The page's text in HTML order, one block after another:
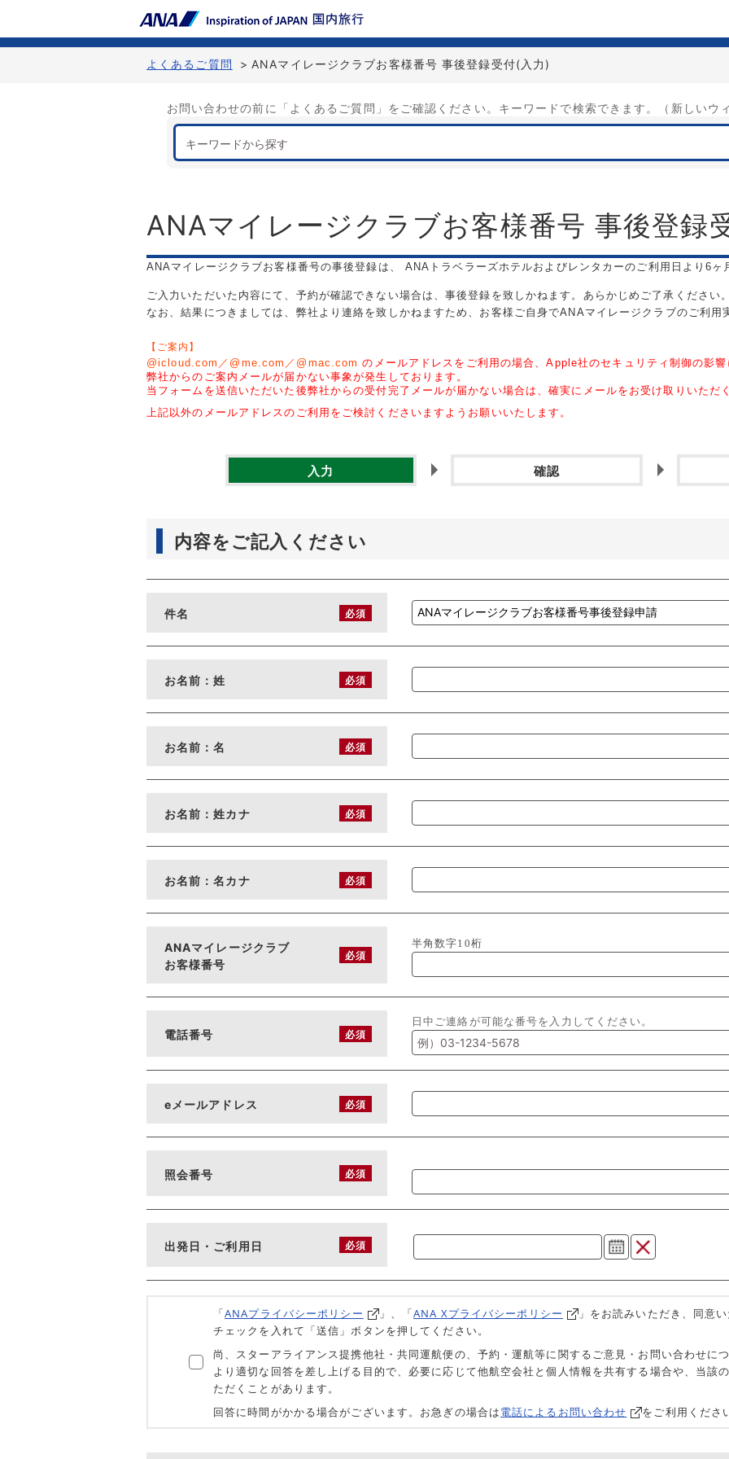
よくあるご質問 > ANAマイレージクラブお客様番号 事後登録受付( 入力 )
お問い合わせの前に「よくあるご質問」をご確認ください。キーワードで検索できます。（新しいウ
ANAマイレージクラブお客様番号 事後登録
ANAマイレージクラブお客様番号の事後登録は、 ANAトラベラーズホテルおよびレンタカーのご利用日より6ヶ
ご入力いただいた内容にて、予約が確認できない場合は、事後登録を致しかねます。あらかじめご了承ください。
なお、結果につきましては、弊社より連絡を致しかねますため、 お客様ご自身でANAマイレージクラブのご利用
【ご案内】
@icloud.com／@me.com／@mac.com のメールアドレスをご利用の場合、Apple社のセキュリティ制御の影響
弊社からのご案内メールが届かない事象が発生しております。
当フォームを送信いただいた後弊社からの受付完了メールが届かな い場合は、確実にメールをお受け取りいただ
上記以外のメールアドレスのご利用をご検討くださいますようお願 いいたします。
入力 確認
内容をご記入ください
件名 必須
お名前：姓 必須
お名前：名 必須
お名前：姓カナ 必須
お名前：名カナ 必須
ANAマイレージクラブ
お客様番号
必須
半角数字10桁
電話番号 必須
日中ご連絡が可能な番号を入力してください。
eメールアドレス 必須
照会番号 必須
出発日・ご利用日 必須
「ANAプライバシーポリシー 」、「ANA Xプライバシーポリシー
」をお読みいただき、同意
チェックを入れて「送信」ボタンを押してください。
尚、スターアライアンス提携他社・共同運航便の、予約・運航等に関するご意見・お問い合わせに
より適切な回答を差し上げる目的で、必要に応じて他航空会社と個人情報を共有する場合や、当該
ただくことがあります。
回答に時間がかかる場合がございます。お急ぎの場合は電話によるお問い合わせ をご利用くださ